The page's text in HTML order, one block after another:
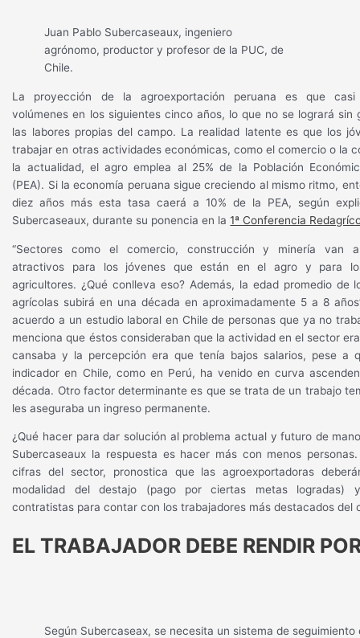
Juan Pablo Subercaseaux, ingeniero
agrónomo, productor y profesor de la PUC, de
Chile.
La proyección de la agroexportación peruana es que casi
volúmenes en los siguientes cinco años, lo que no se logrará sin
las labores propias del campo. La realidad latente es que los
trabajar en otras actividades económicas, como el comercio o la
la actualidad, el agro emplea al 25% de la Población
(PEA). Si la economía peruana sigue creciendo al mismo ritmo,
diez años más esta tasa caerá a 10% de la PEA, según
Subercaseaux, durante su ponencia en la1ª Conferencia
“Sectores como el comercio, construcción y minería van
atractivos para los jóvenes que están en el agro y para
agricultores. ¿Qué conlleva eso? Además, la edad promedio de
agrícolas subirá en una década en aproximadamente 5 a 8
acuerdo a un estudio laboral en Chile de personas que ya no
menciona que éstos consideraban que la actividad en el sector
cansaba y la percepción era que tenía bajos salarios, pese a
indicador en Chile, como en Perú, ha venido en curva
década. Otro factor determinante es que se trata de un trabajo
les aseguraba un ingreso permanente.
¿Qué hacer para dar solución al problema actual y futuro de
Subercaseaux la respuesta es hacer más con menos
cifras del sector, pronostica que las agroexportadoras
modalidad del destajo (pago por ciertas metas logradas)
contratistas para contar con los trabajadores más destacados del
EL TRABAJADOR DEBE RENDIR
Según Subercaseax, se necesita un sistema de seguimiento